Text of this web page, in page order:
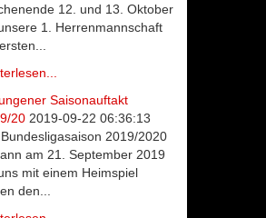
12. und 13. Oktober
1. Herrenmannschaft
Saisonauftakt
20 2019-09-22 06:36:13
2019/2020
am 21. September 2019
mit einem Heimspiel
den...